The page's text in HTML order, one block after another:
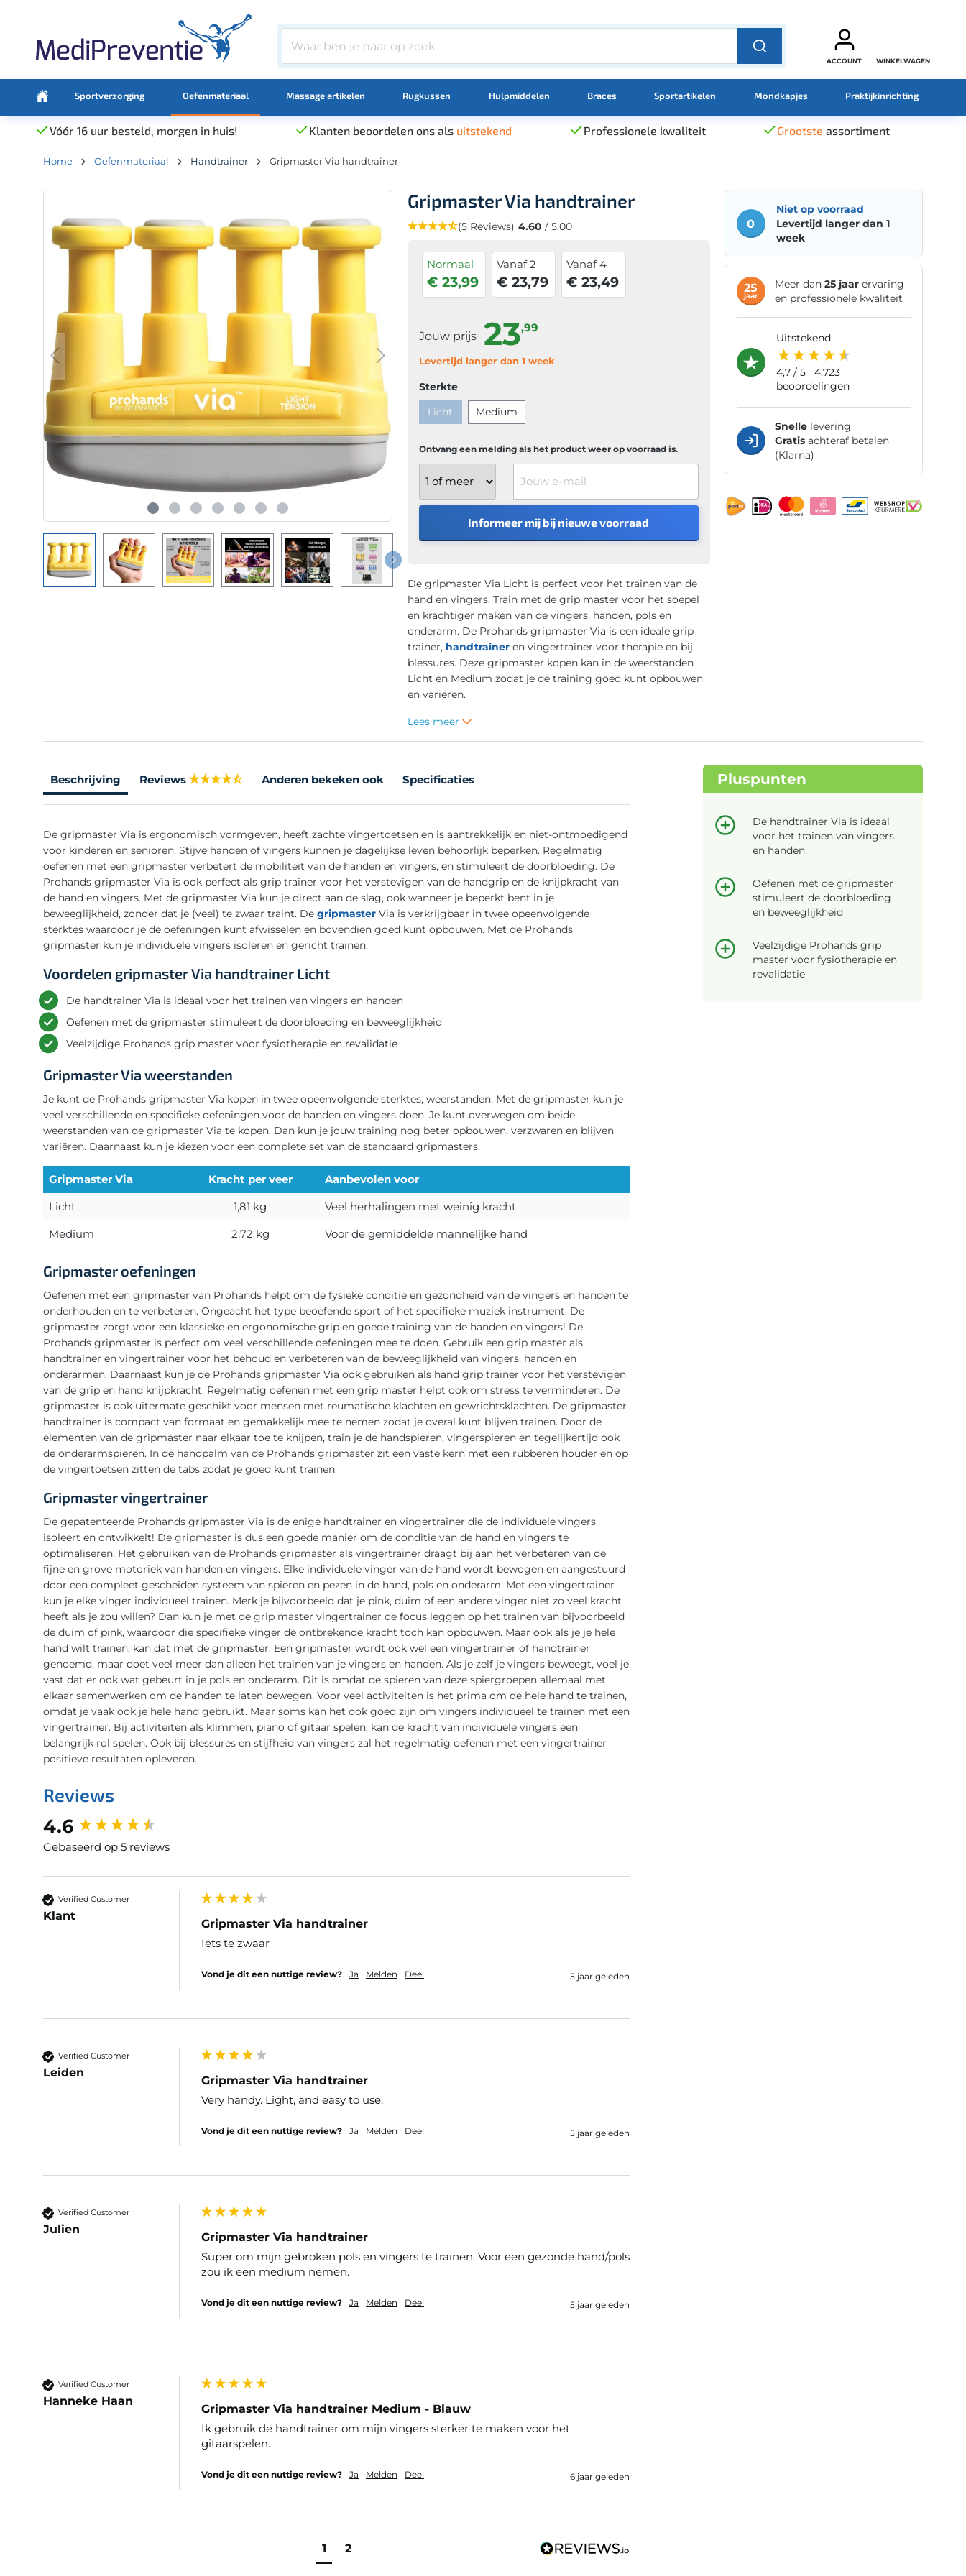
ACCOUNT WINKELWAGEN
Sportverzorging Oefenmateriaal Massage artikelen Rugkussen Hulpmiddelen Braces Sportartikelen Mondkapjes Praktijkinrichting
Vóór 16 uur besteld, morgen in huis! Klanten beoordelen ons als uitstekend Professionele kwaliteit Grootste assortiment
Home Oefenmateriaal Handtrainer Gripmaster Via handtrainer
Gripmaster Via handtrainer
(5 Reviews) 4.60 / 5.00
Normaal
€ 23,99
Vanaf 2
€ 23,79
Vanaf 4
€ 23,49
Jouw prijs 23,99
Levertijd langer dan 1 week
Sterkte
Licht
Medium
Ontvang een melding als het product weer op voorraad is.
Informeer mij bij nieuwe voorraad
De gripmaster Via Licht is perfect voor het trainen van de
hand en vingers. Train met de grip master voor het soepel
en krachtiger maken van de vingers, handen, pols en
onderarm. De Prohands gripmaster Via is een ideale grip
trainer, handtraineren vingertrainer voor therapie en bij
blessures. Deze gripmaster kopen kan in de weerstanden
Licht en Medium zodat je de training goed kunt opbouwen
en variëren.
Lees meer
0
Niet op voorraad
Levertijd langer dan 1
week
25
jaar
Meer dan 25 jaarervaring
en professionele kwaliteit
uitstekend
4,7/ 5
4.723
beoordelingen
Snellelevering
Gratisachteraf betalen
(Klarna)
Beschrijving Reviews Anderen bekeken ook Specificaties
De gripmaster Via is ergonomisch vormgeven, heeft zachte vingertoetsen en is aantrekkelijk en niet-ontmoedigend
voor kinderen en senioren. Stijve handen of vingers kunnen je dagelijkse leven behoorlijk beperken. Regelmatig
oefenen met een gripmaster verbetert de mobiliteit van de handen en vingers, en stimuleert de doorbloeding. De
Prohands gripmaster Via is ook perfect als grip trainer voor het verstevigen van de handgrip en de knijpkracht van
de hand en vingers. Met de gripmaster Via kun je direct aan de slag, ook wanneer je beperkt bent in je
beweeglijkheid, zonder dat je (veel) te zwaar traint. De gripmaster Via is verkrijgbaar in twee opeenvolgende
sterktes waardoor je de oefeningen kunt afwisselen en bovendien goed kunt opbouwen. Met de Prohands
gripmaster kun je individuele vingers isoleren en gericht trainen.
Voordelen gripmaster Via handtrainer Licht
De handtrainer Via is ideaal voor het trainen van vingers en handen
Oefenen met de gripmaster stimuleert de doorbloeding en beweeglijkheid
Veelzijdige Prohands grip master voor fysiotherapie en revalidatie
Gripmaster Via weerstanden
Je kunt de Prohands gripmaster Via kopen in twee opeenvolgende sterktes, weerstanden. Met de gripmaster kun je
veel verschillende en specifieke oefeningen voor de handen en vingers doen. Je kunt overwegen om beide
weerstanden van de gripmaster Via te kopen. Dan kun je jouw training nog beter opbouwen, verzwaren en blijven
variëren. Daarnaast kun je kiezen voor een complete set van de standaard gripmasters.
Gripmaster Via Kracht per veer
Aanbevolen voor
Licht
1,81 kg
Veel herhalingen met weinig kracht
Medium
2,72 kg Voor de gemiddelde mannelijke hand
Gripmaster oefeningen
Oefenen met een gripmaster van Prohands helpt om de fysieke conditie en gezondheid van de vingers en handen te
onderhouden en te verbeteren. Ongeacht het type beoefende sport of het specifieke muziek instrument. De
gripmaster zorgt voor een klassieke en ergonomische grip en goede training van de handen en vingers! De
Prohands gripmaster is perfect om veel verschillende oefeningen mee te doen. Gebruik een grip master als
handtrainer en vingertrainer voor het behoud en verbeteren van de beweeglijkheid van vingers, handen en
onderarmen. Daarnaast kun je de Prohands gripmaster Via ook gebruiken als hand grip trainer voor het verstevigen
van de grip en hand knijpkracht. Regelmatig oefenen met een grip master helpt ook om stress te verminderen. De
gripmaster is ook uitermate geschikt voor mensen met reumatische klachten en gewrichtsklachten. De gripmaster
handtrainer is compact van formaat en gemakkelijk mee te nemen zodat je overal kunt blijven trainen. Door de
elementen van de gripmaster naar elkaar toe te knijpen, train je de handspieren, vingerspieren en tegelijkertijd ook
de onderarmspieren. In de handpalm van de Prohands gripmaster zit een vaste kern met een rubberen houder en op
de vingertoetsen zitten de tabs zodat je goed kunt trainen.
Gripmaster vingertrainer
De gepatenteerde Prohands gripmaster Via is de enige handtrainer en vingertrainer die de individuele vingers
isoleert en ontwikkelt! De gripmaster is dus een goede manier om de conditie van de hand en vingers te
optimaliseren. Het gebruiken van de Prohands gripmaster als vingertrainer draagt bij aan het verbeteren van de
fijne en grove motoriek van handen en vingers. Elke individuele vinger van de hand wordt bewogen en aangestuurd
door een compleet gescheiden systeem van spieren en pezen in de hand, pols en onderarm. Met een vingertrainer
kun je elke vinger individueel trainen. Merk je bijvoorbeeld dat je pink, duim of een andere vinger niet zo veel kracht
heeft als je zou willen? Dan kun je met de grip master vingertrainer de focus leggen op het trainen van bijvoorbeeld
de duim of pink, waardoor die specifieke vinger de ontbrekende kracht toch kan opbouwen. Maar ook als je je hele
hand wilt trainen, kan dat met de gripmaster. Een gripmaster wordt ook wel een vingertrainer of handtrainer
genoemd, maar doet veel meer dan alleen het trainen van je vingers en handen. Als je zelf je vingers beweegt, voel je
vast dat er ook wat gebeurt in je pols en onderarm. Dit is omdat de spieren van deze spiergroepen allemaal met
elkaar samenwerken om de handen te laten bewegen. Voor veel activiteiten is het prima om de hele hand te trainen,
omdat je vaak ook je hele hand gebruikt. Maar soms kan het ook goed zijn om vingers individueel te trainen met een
vingertrainer. Bij activiteiten als klimmen, piano of gitaar spelen, kan de kracht van individuele vingers een
belangrijk rol spelen. Ook bij blessures en stijfheid van vingers zal het regelmatig oefenen met een vingertrainer
positieve resultaten opleveren.
Reviews
4.6
Gebaseerd op 5 reviews
Verified Customer
Klant
Gripmaster Via handtrainer
Iets te zwaar
Vond je dit een nuttige review? Ja Melden Deel 5 jaar geleden
Verified Customer
Leiden
Gripmaster Via handtrainer
Very handy. Light, and easy to use.
Vond je dit een nuttige review? Ja Melden Deel 5 jaar geleden
Verified Customer
Julien
Gripmaster Via handtrainer
Super om mijn gebroken pols en vingers te trainen. Voor een gezonde hand/pols
zou ik een medium nemen.
Vond je dit een nuttige review? Ja Melden Deel 5 jaar geleden
Verified Customer
Hanneke Haan
Gripmaster Via handtrainer Medium - Blauw
Ik gebruik de handtrainer om mijn vingers sterker te maken voor het
gitaarspelen.
Vond je dit een nuttige review? Ja Melden Deel 6 jaar geleden
1 2
New content loaded
Pluspunten
De handtrainer Via is ideaal
voor het trainen van vingers
en handen
Oefenen met de gripmaster
stimuleert de doorbloeding
en beweeglijkheid
Veelzijdige Prohands grip
master voor fysiotherapie en
revalidatie